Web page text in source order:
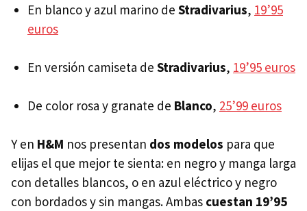
En blanco y azul marino de Stradivarius, 19’95
euros
En versión camiseta de Stradivarius, 19’95 euros
De color rosa y granate de Blanco, 25’99 euros
Y en H&M nos presentan dos modelos para que
elijas el que mejor te sienta: en negro y manga larga
con detalles blancos, o en azul eléctrico y negro
con bordados y sin mangas. Ambas cuestan 19’95